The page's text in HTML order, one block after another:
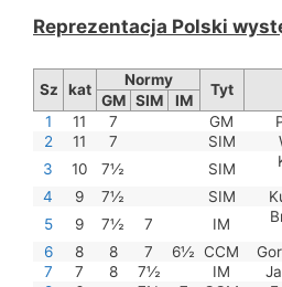
Reprezentacja Polski
Sz kat
Normy
Tyt
GM SIM
IM
1
11 7 GM
2
11 7 SIM
3
10 7½ SIM
4
9 7½ SIM
5
9 7½ 7 IM
6
8 8 7 6½ CCM
7
7 8 7½ IM